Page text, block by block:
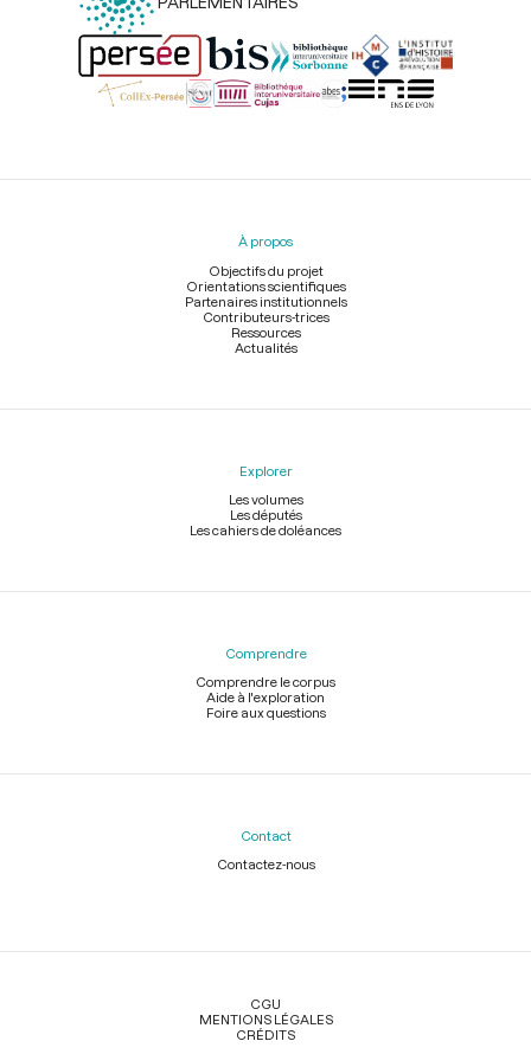
Menu
À propos
Objectifs du projet
Orientations scientifiques
Partenaires institutionnels
Contributeurs-trices
Ressources
Actualités
Explorer
Les volumes
Les députés
Les cahiers de doléances
Comprendre
Comprendre le corpus
Aide à l'exploration
Foire aux questions
Contact
Contactez-nous
Légal
CGU
MENTIONS LÉGALES
CRÉDITS